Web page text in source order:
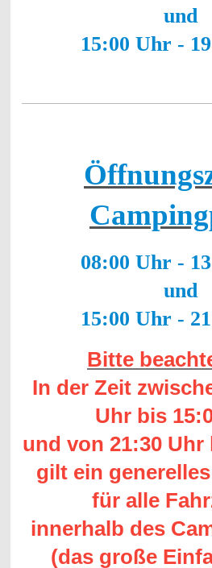
und
15:00 Uhr -
08:00 Uhr -
und
15:00 Uhr -
Bitte
In der Zeit
Uhr bis
und von 21:30 Uhr
gilt ein
für alle
innerhalb des
(das große